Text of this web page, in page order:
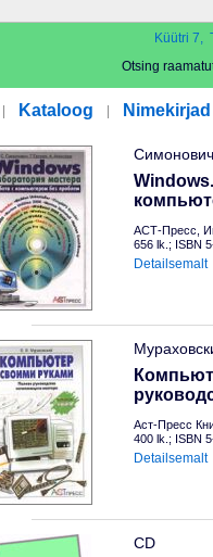
Küütri 7,
Otsing
Kataloog Nimekirjad
АСТ-Пресс,
656 lk.; ISBN
Detailsemalt
Аст-Пресс
400 lk.; ISBN
Detailsemalt
CD